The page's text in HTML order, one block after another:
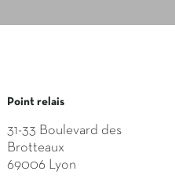
Point relais
31-33 Boulevard des
Brotteaux
69006 Lyon